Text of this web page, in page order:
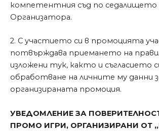
компетентния съд по седалището
Организатора.
2. С участието си в промоцията
потвърждава приемането на
изложени тук, както и съгласието
обработване на личните му данни
организираната промоция.
УВЕДОМЛЕНИЕ ЗА
ПРОМО ИГРИ, ОРГАНИЗИРАНИ ОТ